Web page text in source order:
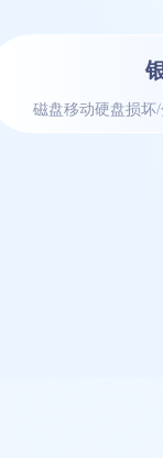
磁盘移动硬盘损坏